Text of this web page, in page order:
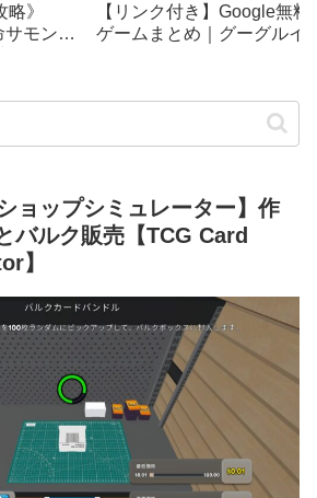
》
モン】
【リンク付き】Google無料
ゲームまとめ｜グーグルイ
クetc…
ョップシミュレーター】作
バルク販売【TCG Card
】